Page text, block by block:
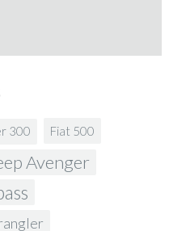
300 Fiat 500
Avenger